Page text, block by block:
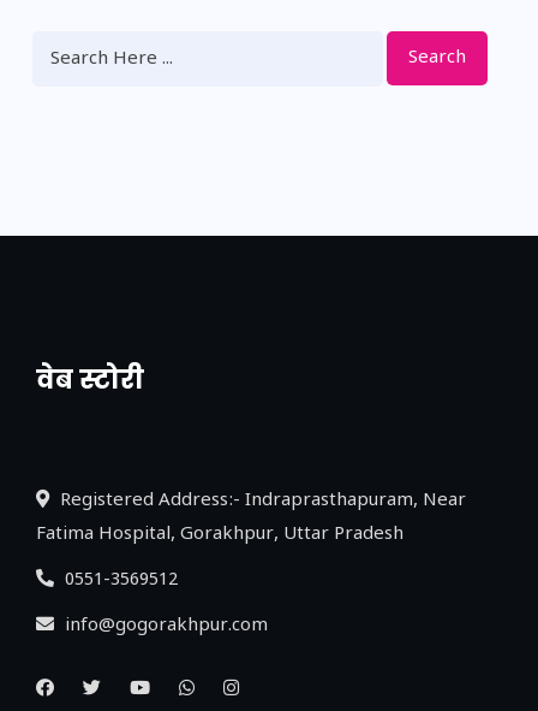
Search
वेब स्टोरी
नया एक्सप्रेसवे: पूर्वांचल का लक, डेवलपमेंट का
Registered Address:- Indraprasthapuram, Near
Fatima Hospital, Gorakhpur, Uttar Pradesh
0551-3569512
info@gogorakhpur.com